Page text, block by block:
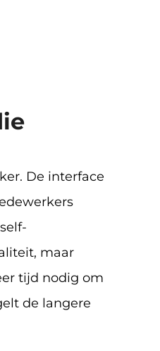
De interface
maar
tijd nodig om
de langere